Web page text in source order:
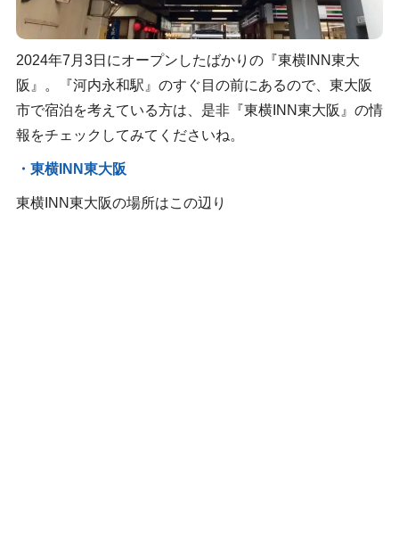
2024年7月3日にオープンしたばかりの『東横INN東大
阪』。『河内永和駅』のすぐ目の前にあるので、東大阪
市で宿泊を考えている方は、是非『東横INN東大阪』の情
報をチェックしてみてくださいね。
・東横INN東大阪
東横INN東大阪の場所はこの辺り